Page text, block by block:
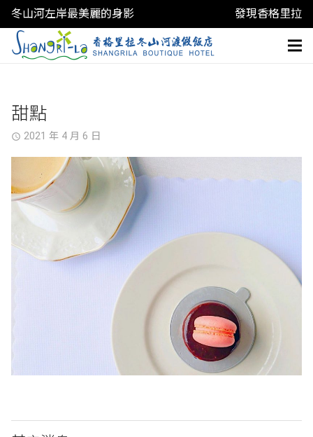
冬山河左岸最美麗的身影 發現香格里拉
甜點
access_time 2021 年 4 月 6 日